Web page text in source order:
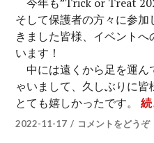
そして保護者の方々に参
きました皆様、イベント
います！
中には遠くから足を運ん
ゃいまして、久しぶりに皆
とても嬉しかったです。
2022-11-17 コメントをどうぞ